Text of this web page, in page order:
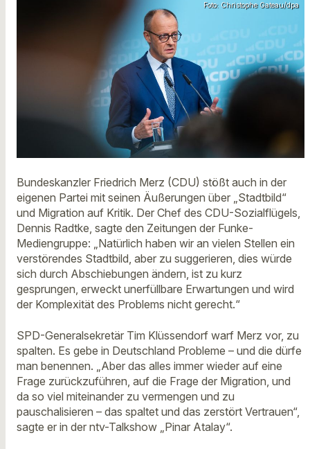
Foto: Christophe Gateau/dpa
Bundeskanzler Friedrich Merz (CDU) stößt auch in der
eigenen Partei mit seinen Äußerungen über „Stadtbild“
und Migration auf Kritik. Der Chef des CDU-Sozialflügels,
Dennis Radtke, sagte den Zeitungen der Funke-
Mediengruppe: „Natürlich haben wir an vielen Stellen ein
verstörendes Stadtbild, aber zu suggerieren, dies würde
sich durch Abschiebungen ändern, ist zu kurz
gesprungen, erweckt unerfüllbare Erwartungen und wird
der Komplexität des Problems nicht gerecht.“
SPD-Generalsekretär Tim Klüssendorf warf Merz vor, zu
spalten. Es gebe in Deutschland Probleme – und die dürfe
man benennen. „Aber das alles immer wieder auf eine
Frage zurückzuführen, auf die Frage der Migration, und
da so viel miteinander zu vermengen und zu
pauschalisieren – das spaltet und das zerstört Vertrauen“,
sagte er in der ntv-Talkshow „Pinar Atalay“.